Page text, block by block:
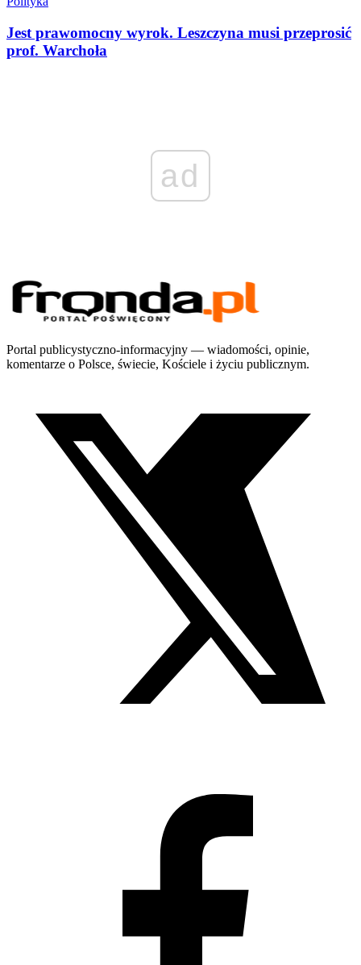
Jest prawomocny wyrok. Leszczyna musi przeprosić
prof. Warchoła
ad
Portal publicystyczno-informacyjny — wiadomości, opinie,
komentarze o Polsce, świecie, Kościele i życiu publicznym.